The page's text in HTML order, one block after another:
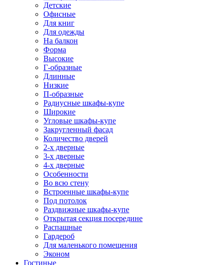
Детские
Офисные
Для книг
Для одежды
На балкон
Форма
Высокие
Г-образные
Длинные
Низкие
П-образные
Радиусные шкафы-купе
Широкие
Угловые шкафы-купе
Закругленный фасад
Количество дверей
2-х дверные
3-х дверные
4-х дверные
Особенности
Во всю стену
Встроенные шкафы-купе
Под потолок
Раздвижные шкафы-купе
Открытая секция посередине
Распашные
Гардероб
Для маленького помещения
Эконом
Гостиные